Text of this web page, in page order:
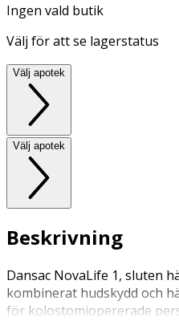
Ingen vald butik
Välj för att se lagerstatus
Välj apotek
Välj apotek
Beskrivning
Dansac NovaLife 1, sluten
kombinerat hudskydd och
för kolostomiopererade